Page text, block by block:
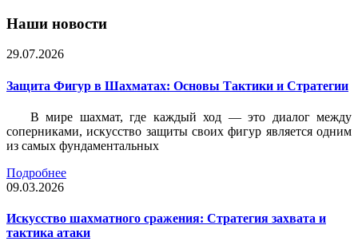
Наши новости
29.07.2026
Защита Фигур в Шахматах: Основы Тактики и Стратегии
В мире шахмат, где каждый ход — это диалог между
соперниками, искусство защиты своих фигур является одним
из самых фундаментальных
Подробнее
09.03.2026
Искусство шахматного сражения: Стратегия захвата и
тактика атаки